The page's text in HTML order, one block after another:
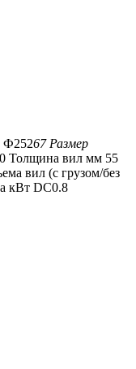
Ф25267 Размер
Толщина вил мм 55
вил (с грузом/без
кВт DC0.8